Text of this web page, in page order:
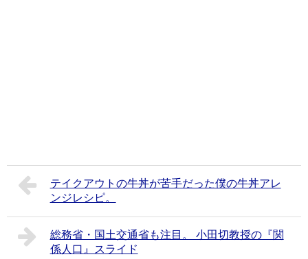
テイクアウトの牛丼が苦手だった僕の牛丼アレ
ンジレシピ。
総務省・国土交通省も注目。 小田切教授の『関
係人口』スライド